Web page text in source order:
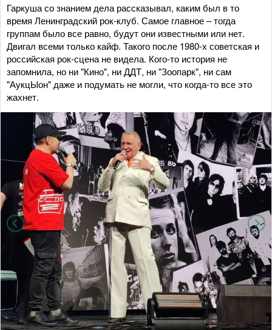
Гаркуша со знанием дела рассказывал, каким был в то
время Ленинградский рок-клуб. Самое главное – тогда
группам было все равно, будут они известными или нет.
Двигал всеми только кайф. Такого после 1980-х советская и
российская рок-сцена не видела. Кого-то история не
запомнила, но ни "Кино", ни ДДТ, ни "Зоопарк", ни сам
"АукцЫон" даже и подумать не могли, что когда-то все это
жахнет.